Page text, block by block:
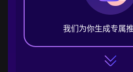
我们为你生成专属